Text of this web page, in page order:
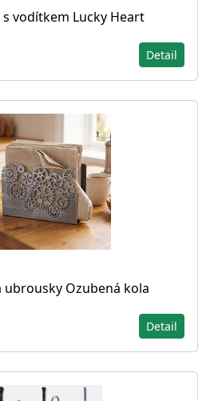
s vodítkem Lucky Heart
Detail
ubrousky Ozubená kola
Detail